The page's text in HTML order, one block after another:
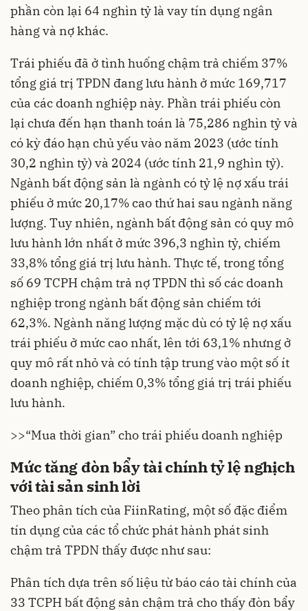
phần còn lại 64 nghìn tỷ là vay tín dụng ngân
hàng và nợ khác.
Trái phiếu đã ở tình huống chậm trả chiếm 37%
tổng giá trị TPDN đang lưu hành ở mức 169,717
của các doanh nghiệp này. Phần trái phiếu còn
lại chưa đến hạn thanh toán là 75,286 nghìn tỷ và
có kỳ đáo hạn chủ yếu vào năm 2023 (ước tính
30,2 nghìn tỷ) và 2024 (ước tính 21,9 nghìn tỷ).
Ngành bất động sản là ngành có tỷ lệ nợ xấu trái
phiếu ở mức 20,17% cao thứ hai sau ngành năng
lượng. Tuy nhiên, ngành bất động sản có quy mô
lưu hành lớn nhất ở mức 396,3 nghìn tỷ, chiếm
33,8% tổng giá trị lưu hành. Thực tế, trong tổng
số 69 TCPH chậm trả nợ TPDN thì số các doanh
nghiệp trong ngành bất động sản chiếm tới
62,3%. Ngành năng lượng mặc dù có tỷ lệ nợ xấu
trái phiếu ở mức cao nhất, lên tới 63,1% nhưng ở
quy mô rất nhỏ và có tính tập trung vào một số ít
doanh nghiệp, chiếm 0,3% tổng giá trị trái phiếu
lưu hành.
>>“Mua thời gian” cho trái phiếu doanh nghiệp
Mức tăng đòn bẩy tài chính tỷ lệ nghịch
với tài sản sinh lời
Theo phân tích của FiinRating, một số đặc điểm
tín dụng của các tổ chức phát hành phát sinh
chậm trả TPDN thấy được như sau:
Phân tích dựa trên số liệu từ báo cáo tài chính của
33 TCPH bất động sản chậm trả cho thấy đòn bẩy